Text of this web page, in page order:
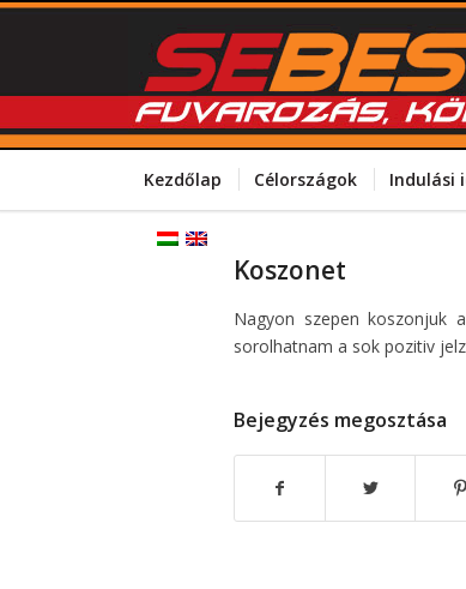
Kezdőlap Célországok Indulási
Koszonet
Nagyon szepen koszonjuk
sorolhatnam a sok pozitiv
Bejegyzés megosztása